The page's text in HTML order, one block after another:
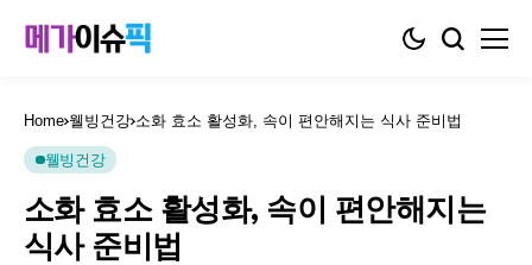
Home 웰빙건강 소화 효소 활성화, 속이 편안해지는 식사 준비법
웰빙건강
소화 효소 활성화, 속이 편안해지는
식사 준비법